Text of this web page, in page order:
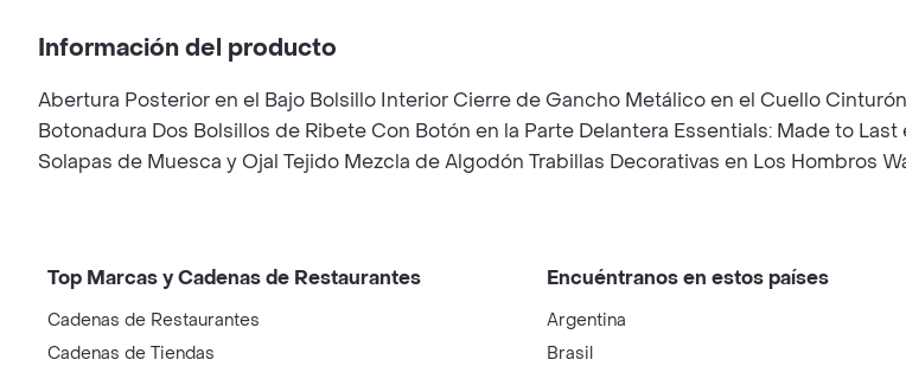
Información del producto
Abertura Posterior en el Bajo Bolsillo Interior Cierre de Gancho Metálico en el Cuello
Botonadura Dos Bolsillos de Ribete Con Botón en la Parte Delantera Essentials: Made to
Solapas de Muesca y Ojal Tejido Mezcla de Algodón Trabillas Decorativas en Los Hombros
Top Marcas y Cadenas de Restaurantes
Cadenas de Restaurantes
Cadenas de Tiendas
Encuéntranos en estos países
Argentina
Brasil